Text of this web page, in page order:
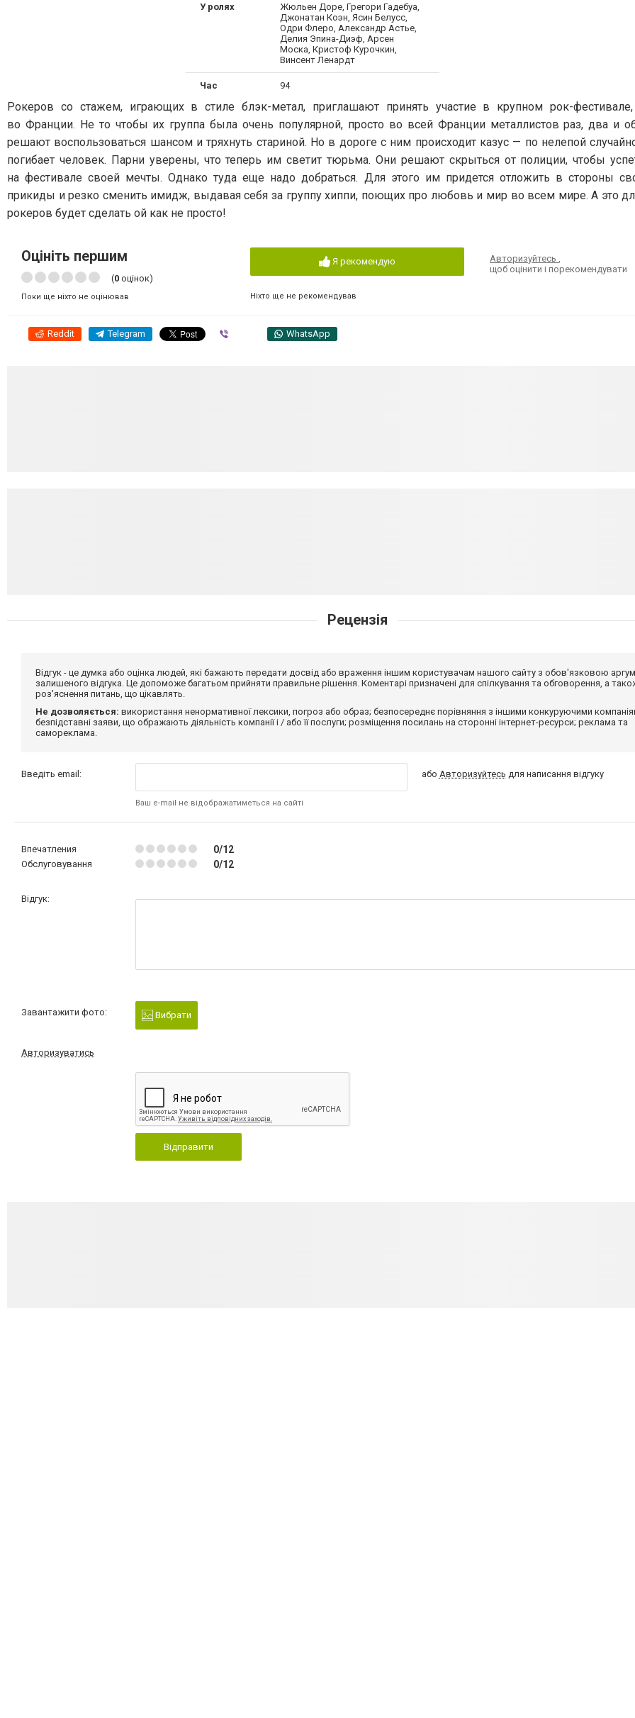
У ролях
Жюльен Доре, Грегори Гадебуа,
Джонатан Коэн, Ясин Белусс,
Одри Флеро, Александр Астье,
Делия Эпина-Диэф, Арсен
Моска, Кристоф Курочкин,
Винсент Ленардт
Час 94
Рокеров со стажем, играющих в стиле блэк-метал, приглашают принять участие в крупном рок-
во Франции. Не то чтобы их группа была очень популярной, просто во всей Франции металлистов раз, два и
решают воспользоваться шансом и тряхнуть стариной. Но в дороге с ним происходит казус — по нелепой
погибает человек. Парни уверены, что теперь им светит тюрьма. Они решают скрыться от полиции, чтобы
на фестивале своей мечты. Однако туда еще надо добраться. Для этого им придется отложить в стороны
прикиды и резко сменить имидж, выдавая себя за группу хиппи, поющих про любовь и мир во всем мире. А это
рокеров будет сделать ой как не просто!
Оцініть першим
(0 оцінок)
Поки ще ніхто не оцінював
Я рекомендую
Ніхто ще не рекомендував
Авторизуйтесь
щоб оцінити і порекомендувати
Reddit Telegram WhatsApp
Рецензія
Відгук - це думка або оцінка людей, які бажають передати досвід або враження іншим користувачам нашого сайту з обов'язковою
залишеного відгука. Це допоможе багатьом прийняти правильне рішення. Коментарі призначені для спілкування та обговорення, а
роз'яснення питань, що цікавлять.
Не дозволяється: використання ненормативної лексики, погроз або образ; безпосереднє порівняння з іншими конкуруючими
безпідставні заяви, що ображають діяльність компанії і / або її послуги; розміщення посилань на сторонні інтернет-ресурси; реклама та
самореклама.
Введіть email:
Ваш e-mail не відображатиметься на сайті
або Авторизуйтесь для написання відгуку
Впечатления 0/12
Обслуговування 0/12
Відгук:
Завантажити фото: Вибрати
Авторизуватись
Відправити